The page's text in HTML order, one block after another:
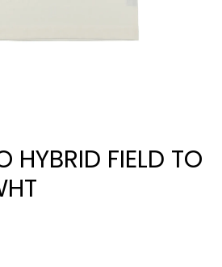
HYBRID FIELD TO